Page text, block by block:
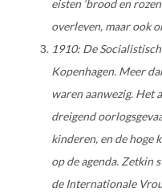
eisten ‘brood en
overleven, maar ook
1910: De
Kopenhagen. Meer
waren aanwezig. Het
dreigend
kinderen, en de hoge
op de agenda. Zetkin
de Internationale